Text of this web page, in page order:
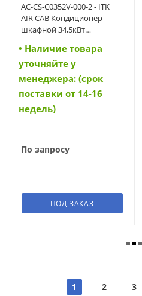
AC-CS-C0352V-000-2 - ITK
AIR CAB Кондиционер
шкафной 34,5кВт
1350х890мм м. 2/2 (AC-CS-
C0352V-000-2)
• Наличие товара
уточняйте у
менеджера: (срок
поставки от 14-16
недель)
По запросу
ПОД ЗАКАЗ
1 2 3